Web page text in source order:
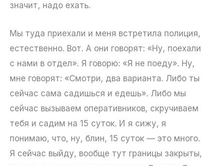
значит, надо ехать.
Мы туда приехали и меня встретила полиция,
естественно. Вот. А они говорят: «Ну, поехали
с нами в отдел». Я говорю: «Я не поеду». Ну,
мне говорят: «Смотри, два варианта. Либо ты
сейчас сама садишься и едешь». Либо мы
сейчас вызываем оперативников, скручиваем
тебя и садим на 15 суток. И я сижу, я
понимаю, что, ну, блин, 15 суток — это много.
Я сейчас выйду, вообще тут границы закрыты,